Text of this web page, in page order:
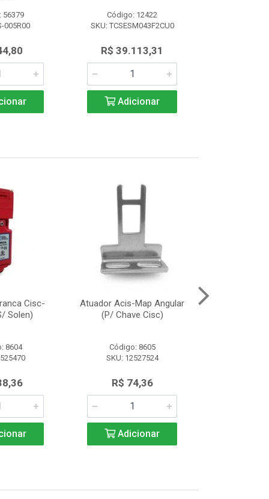
56379
005R00
Código: 12422
SKU: TCSESM043F2CU0
R$ 39.113,31
Adicionar
Cisc-
Solen)
8604
Atuador Acis-Map Angular
(P/ Chave Cisc)
Código: 8605
SKU: 12527524
R$ 74,36
Adicionar